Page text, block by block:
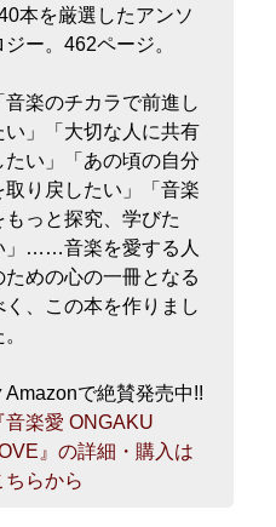
本を厳選したアンソ
ジー。462ページ。
音楽のチカラで前進し
い」「大切な人に共有
たい」「あの頃の自分
取り戻したい」「音楽
もっと探究、学びた
」……音楽を愛する人
ための心の一冊となる
く、この本を作りまし
で絶賛発売中!!
音楽愛 ONGAKU
』の詳細・購入は
ちらから